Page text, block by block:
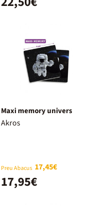
Maxi memory univers
Akros
Preu Abacus 17,45€
17,95€